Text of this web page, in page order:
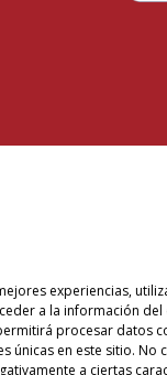
experiencias,
a la información
procesar datos
únicas en este sitio.
a ciertas